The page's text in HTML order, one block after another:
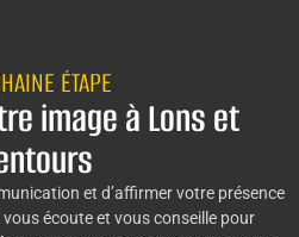
ÉTAPE
image à Lons et
et d’affirmer votre présence
vous écoute et vous conseille pour